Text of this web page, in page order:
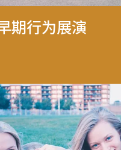
期行为展演